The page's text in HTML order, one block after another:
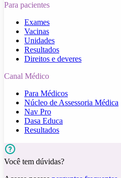
Para pacientes
Exames
Vacinas
Unidades
Resultados
Direitos e deveres
Canal Médico
Para Médicos
Núcleo de Assessoria Médica
Nav Pro
Dasa Educa
Resultados
Você tem dúvidas?